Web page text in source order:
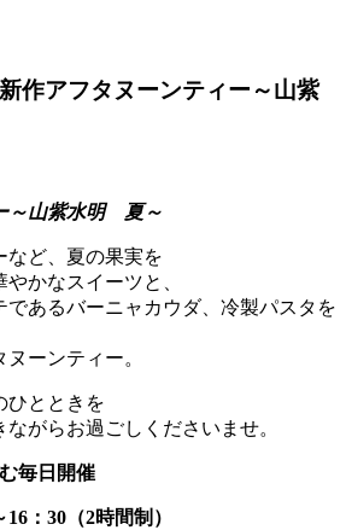
作アフタヌーンティー～山紫
～山紫水明 夏～
など、夏の果実を
かなスイーツと、
であるバーニャカウダ、冷製パスタを
ーンティー。
ひとときを
がらお過ごしくださいませ。
毎日開催
：30（2時間制）